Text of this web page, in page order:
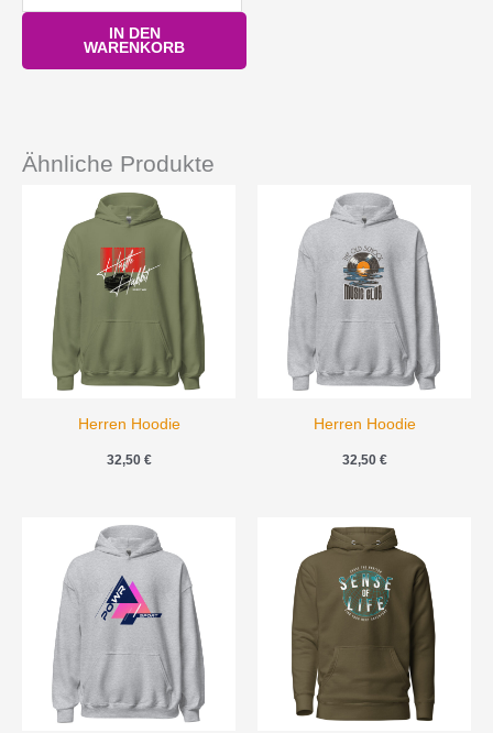
IN DEN
WARENKORB
Ähnliche Produkte
Herren Hoodie
32,50 €
Herren Hoodie
32,50 €